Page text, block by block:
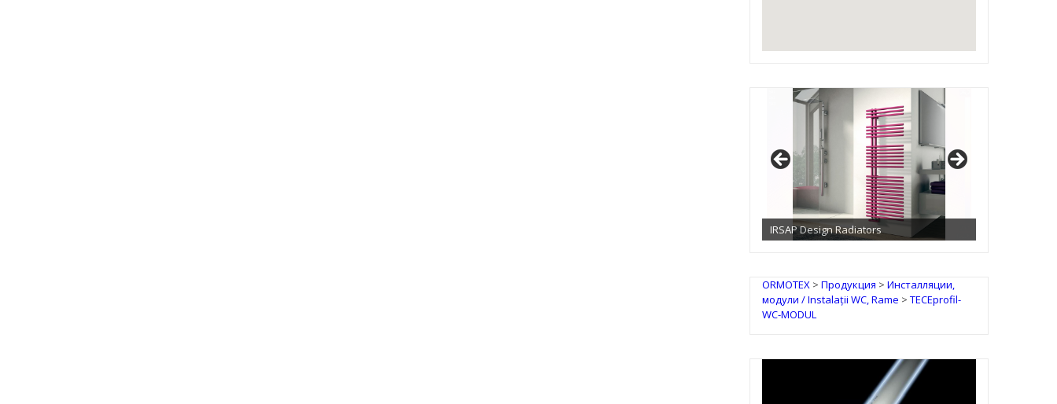
IRSAP Design Radiators
ORMOTEX> Продукция > Инсталляции,
модули / Instalații WC, Rame > TECEprofil-
WC-MODUL